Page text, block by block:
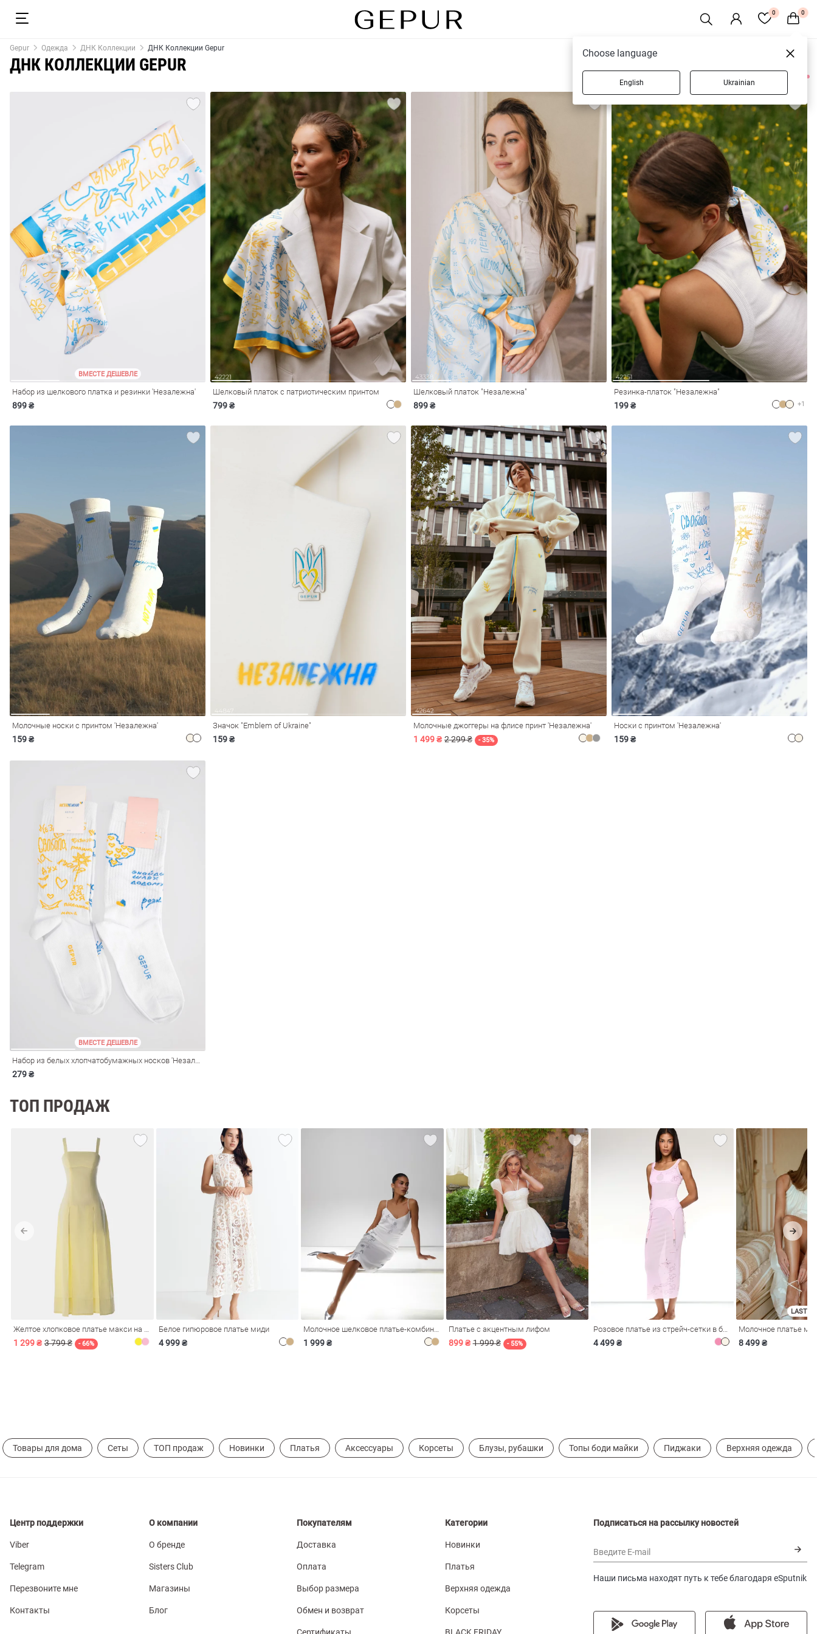
0 0
СарафаныНа
ОчкиКосметика
Gepur Одежда ДНК Коллекции ДНК Коллекции Gepur
ДНК КОЛЛЕКЦИИ GEPUR
9 товаров
ВМЕСТЕ ДЕШЕВЛЕ
Набор из шелкового платка и резинки 'Незалежна'
899 ₴
Шелковый платок с патриотическим принтом
799 ₴
Шелковый платок "Незалежна"
899 ₴
Резинка-платок "Незалежна"
199 ₴ +1
Молочные носки с принтом 'Незалежна'
159 ₴
Значок "Emblem of Ukraine"
159 ₴
Молочные джоггеры на флисе принт 'Незалежна'
1 499 ₴ 2 299 ₴ - 35%
Носки с принтом 'Незалежна'
159 ₴
ВМЕСТЕ ДЕШЕВЛЕ
Набор из белых хлопчатобумажных носков 'Незалежна'
279 ₴
ТОП ПРОДАЖ
1 299 ₴ 3 799 ₴ - 66%
Белое гипюровое платье миди
4 999 ₴ 1 999 ₴
Платье с акцентным лифом
899 ₴ 1 999 ₴ - 55% 4 499 ₴
LAST
8 499 ₴
Товары для дома Сеты ТОП продаж Новинки Платья Аксессуары Корсеты Блузы, рубашки Топы боди майки Пиджаки Верхняя одежда
Центр поддержки
Viber
Telegram
Перезвоните мне
Контакты
О компании
О бренде
Sisters Club
Магазины
Блог
Покупателям
Доставка
Оплата
Выбор размера
Обмен и возврат
Сертификаты
Категории
Новинки
Платья
Верхняя одежда
Корсеты
BLACK FRIDAY
Подписаться на рассылку новостей
Введите E-mail
Наши письма находят путь к тебе благодаря eSputnik
Choose language
English Ukrainian